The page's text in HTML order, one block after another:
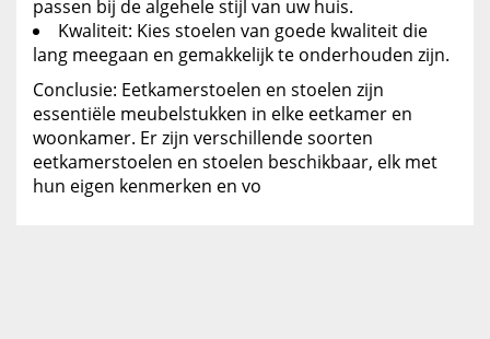
passen bij de algehele stijl van uw huis.
Kwaliteit: Kies stoelen van goede kwaliteit die
lang meegaan en gemakkelijk te onderhouden zijn.
Conclusie: Eetkamerstoelen en stoelen zijn
essentiële meubelstukken in elke eetkamer en
woonkamer. Er zijn verschillende soorten
eetkamerstoelen en stoelen beschikbaar, elk met
hun eigen kenmerken en vo